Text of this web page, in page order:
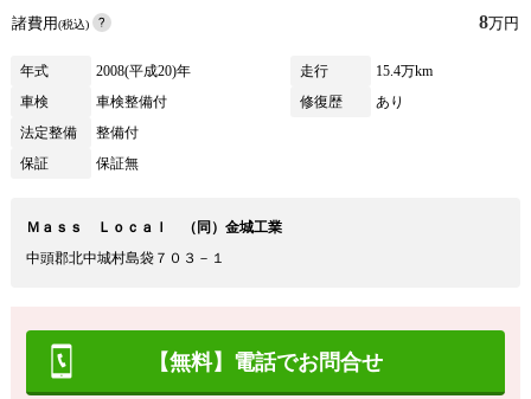
諸費用(税込) 8万円
年式 2008(平成20)年 走行
15.4万km
車検
車検整備付 修復歴
あり
法定整備
整備付
保証
保証無
Ｍａｓｓ Ｌｏｃａｌ （同）金城工業
中頭郡北中城村島袋７０３－１
【無料】電話でお問合せ